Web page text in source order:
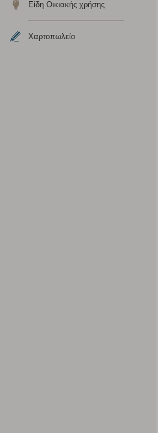
Είδη Οικιακής χρήσης
Χαρτοπωλείο
Η συγκεκριμένη
να γνωρίζουμε ποιες
τα cookies είναι